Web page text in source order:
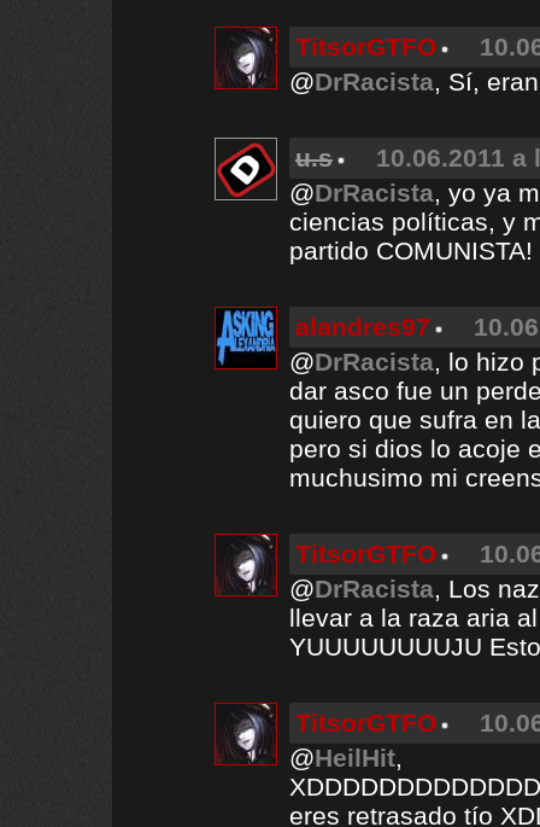
TitsorGTFO
@DrRacista, Sí,
u.s
10.06.2011 a
@DrRacista, yo ya
ciencias políticas, y
partido
alandres97
@DrRacista, lo hizo
dar asco fue un
quiero que sufra en
pero si dios lo acoje
muchusimo mi
TitsorGTFO
@DrRacista, Los
llevar a la raza aria
YUUUUUUUUJU
TitsorGTFO
@HeilHit,
eres retrasado tío